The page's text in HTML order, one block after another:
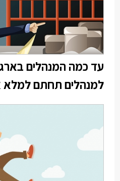
עד כמה המנהלים
למנהלים תחתם